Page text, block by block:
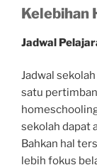
Kelebihan
Jadwal
Jadwal
satu
sekolah dapat
Bahkan hal
lebih fokus